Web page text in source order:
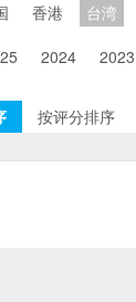
香港 台湾
2024 2023
按评分排序